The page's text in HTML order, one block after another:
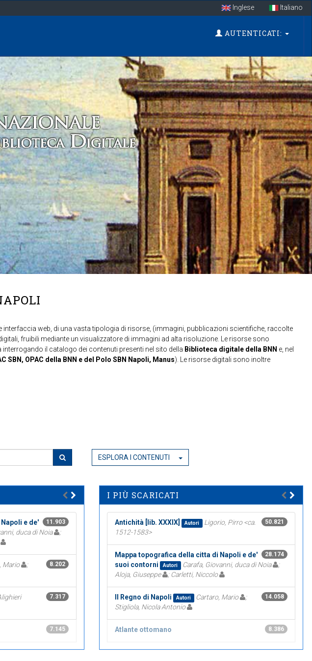
Inglese Italiano
AUTENTICATI:
interfaccia web, di una vasta tipologia di risorse, (immagini, pubblicazioni scientifiche, raccolte
fruibili mediante un visualizzatore di immagini ad alta risoluzione. Le risorse sono
il catalogo dei contenuti presenti nel sito della Biblioteca digitale della BNN e, nel
SBN, OPAC della BNN e del Polo SBN Napoli, Manus). Le risorse digitali sono inoltre
ESPLORA I CONTENUTI
11.903
e de'
duca di Noia
;
8.202
Mario
;
7.317
7.145
I PIÙ SCARICATI
50.821
Antichità [lib. XXXIX] Autori
Ligorio, Pirro <ca.
1512-1583>
28.174
Mappa topografica della citta di Napoli e de'
suoi contorni
Autori Carafa, Giovanni, duca di Noia
;
Aloja, Giuseppe
; Carletti, Niccolo
14.058
Il Regno di Napoli Autori Cartaro, Mario
;
Stigliola, Nicola Antonio
8.386
Atlante ottomano